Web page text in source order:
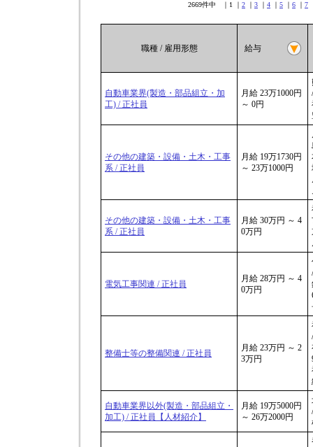
2669件中 ｜1 ｜ 2 ｜ 3 ｜ 4 ｜ 5 ｜ 6 ｜ 7
職種 / 雇用形態 給与
自動車業界(製造・部品組立・加
工) / 正社員
月給 23万1000円
～ 0円
/
その他の建築・設備・土木・工事
系 / 正社員
月給 19万1730円
～ 23万1000円
その他の建築・設備・土木・工事
系 / 正社員
月給 30万円 ～ 4
0万円
電気工事関連 / 正社員
月給 28万円 ～ 4
0万円
/
整備士等の整備関連 / 正社員
月給 23万円 ～ 2
3万円
/
自動車業界以外(製造・部品組立・
加工) / 正社員【人材紹介】
月給 19万5000円
～ 26万2000円
/